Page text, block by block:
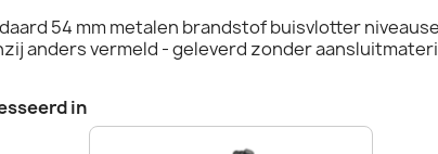
54 mm metalen brandstof buisvlotter
anders vermeld - geleverd zonder
in